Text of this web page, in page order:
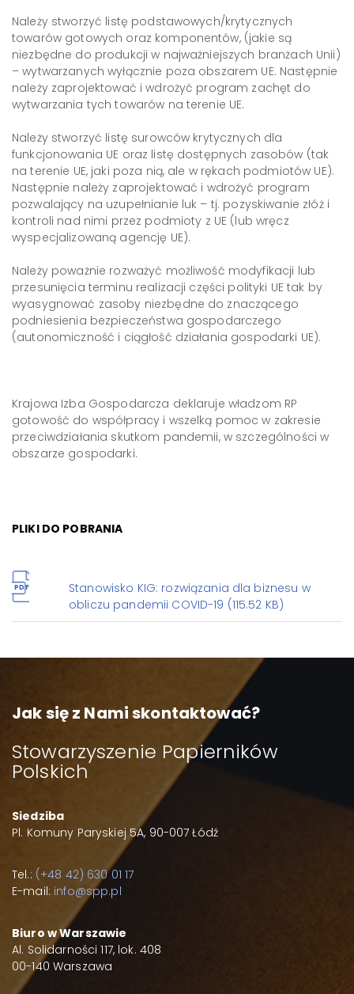
Należy stworzyć listę podstawowych/krytycznych
towarów gotowych oraz komponentów, (jakie są
niezbędne do produkcji w najważniejszych branżach Unii)
– wytwarzanych wyłącznie poza obszarem UE. Następnie
należy zaprojektować i wdrożyć program zachęt do
wytwarzania tych towarów na terenie UE.
Należy stworzyć listę surowców krytycznych dla
funkcjonowania UE oraz listę dostępnych zasobów (tak
na terenie UE, jaki poza nią, ale w rękach podmiotów UE).
Następnie należy zaprojektować i wdrożyć program
pozwalający na uzupełnianie luk – tj. pozyskiwanie złóż i
kontroli nad nimi przez podmioty z UE (lub wręcz
wyspecjalizowaną agencję UE).
Należy poważnie rozważyć możliwość modyfikacji lub
przesunięcia terminu realizacji części polityki UE tak by
wyasygnować zasoby niezbędne do znaczącego
podniesienia bezpieczeństwa gospodarczego
(autonomiczność i ciągłość działania gospodarki UE).
Krajowa Izba Gospodarcza deklaruje władzom RP
gotowość do współpracy i wszelką pomoc w zakresie
przeciwdziałania skutkom pandemii, w szczególności w
obszarze gospodarki.
PLIKI DO POBRANIA
PDF
Stanowisko KIG: rozwiązania dla biznesu w
obliczu pandemii COVID-19 (115.52 KB)
Jak się z Nami skontaktować?
Stowarzyszenie Papierników
Polskich
Siedziba
Pl. Komuny Paryskiej 5A, 90-007 Łódź
Tel.: (+48 42) 630 01 17
E-mail: info@spp.pl
Biuro w Warszawie
Al. Solidarności 117, lok. 408
00-140 Warszawa